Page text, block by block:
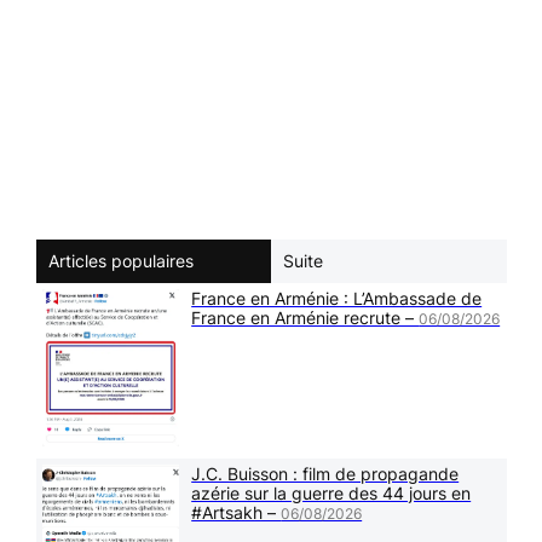
Articles populaires
Suite
France en Arménie : L’Ambassade de
France en Arménie recrute –06/08/2026
J.C. Buisson : film de propagande
azérie sur la guerre des 44 jours en
#Artsakh –06/08/2026